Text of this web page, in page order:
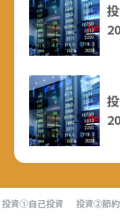
投資①自己投資 投資②節約